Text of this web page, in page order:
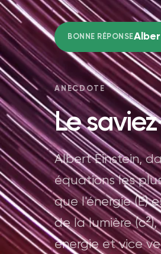
BONNE RÉPONSE
ANECDOTE
Le
Albert Einstein,
équations les
que l'énergie (E)
de la lumière
énergie et vice